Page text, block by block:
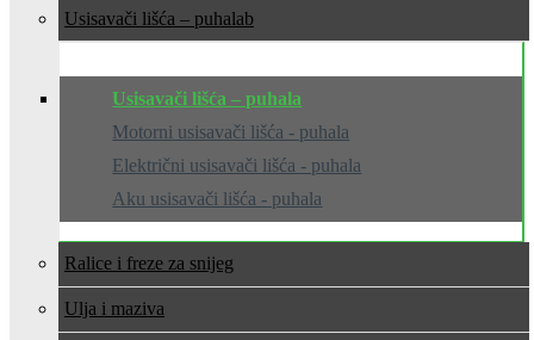
Usisavači lišća – puhala
Usisavači lišća – puhala
Motorni usisavači lišća - puhala
Električni usisavači lišća - puhala
Aku usisavači lišća - puhala
Ralice i freze za snijeg
Ulja i maziva